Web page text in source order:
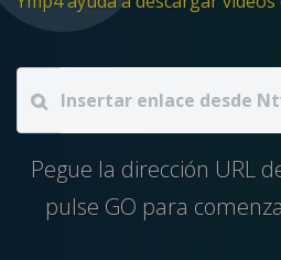
Pegue la dirección URL
pulse GO para